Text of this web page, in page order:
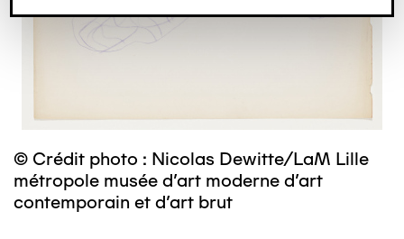
© Crédit photo : Nicolas Dewitte/LaM Lille
métropole musée d’art moderne d’art
contemporain et d’art brut